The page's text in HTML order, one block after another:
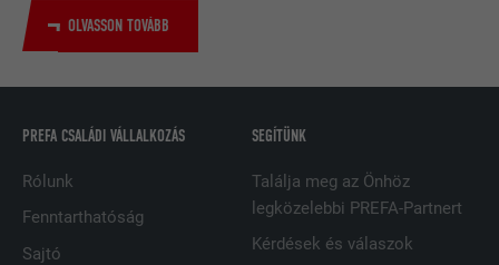
OLVASSON TOVÁBB
PREFA CSALÁDI VÁLLALKOZÁS
Rólunk
Fenntarthatóság
Sajtó
SEGÍTÜNK
Találja meg az Önhöz
legközelebbi PREFA-Partnert
Kérdések és válaszok
NÉV
SZOLGÁLTATÓ LinkedIn
FOLYAMAT 2 év
CÉL
A LinkedIn közösségi hálózati
szolgáltatás használja, célja a
beágyazott szolgáltatások nyomon